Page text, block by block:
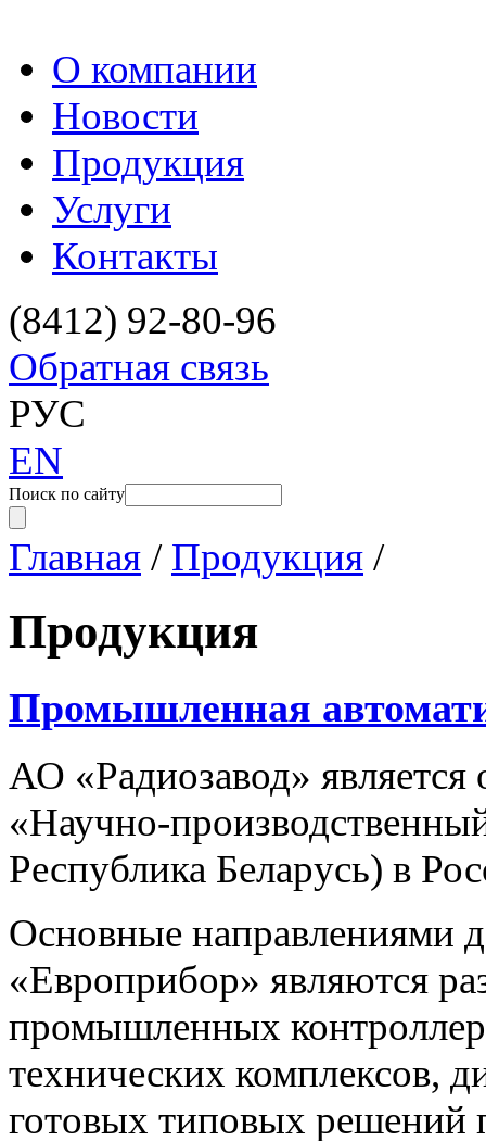
О компании
Новости
Продукция
Услуги
Контакты
(8412) 92-80-96
Обратная связь
РУС
EN
Поиск по сайту
Главная / Продукция /
Продукция
Промышленная
АО «Радиозавод»
«Научно-
Республика Беларусь) в
Основные
«Европрибор» являются
промышленных
технических комплексов,
готовых типовых решений